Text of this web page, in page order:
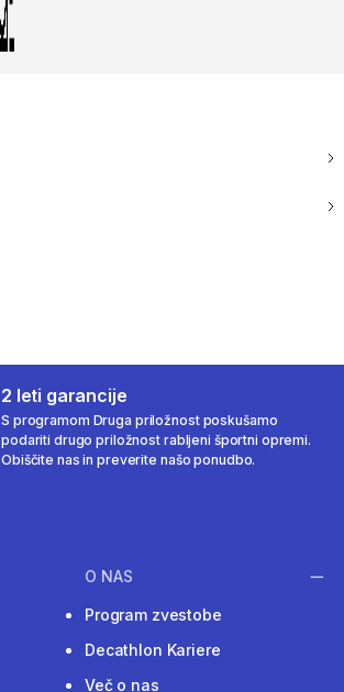
2 leti garancije
S programom Druga priložnost poskušamo
podariti drugo priložnost rabljeni športni opremi.
Obiščite nas in preverite našo ponudbo.
O NAS
Program zvestobe
Decathlon Kariere
Več o nas